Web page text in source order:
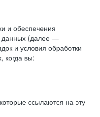
и обеспечения
данных (далее —
и условия обработки
когда вы:
ссылаются на эту